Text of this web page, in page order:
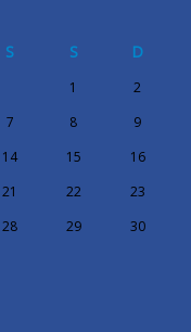
S S D
1
2
7 8
9
14 15
16
21 22
23
28 29
30